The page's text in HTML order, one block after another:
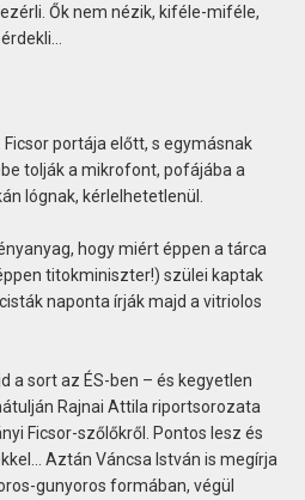
Ők nem nézik, kiféle-miféle,
portája előtt, s egymásnak
tolják a mikrofont, pofájába a
lógnak, kérlelhetetlenül.
hogy miért éppen a tárca
titokminiszter!) szülei kaptak
naponta írják majd a vitriolos
a sort az ÉS-ben – és kegyetlen
Rajnai Attila riportsorozata
Ficsor-szőlőkről. Pontos lesz és
Aztán Váncsa István is megírja
gunyoros formában, végül